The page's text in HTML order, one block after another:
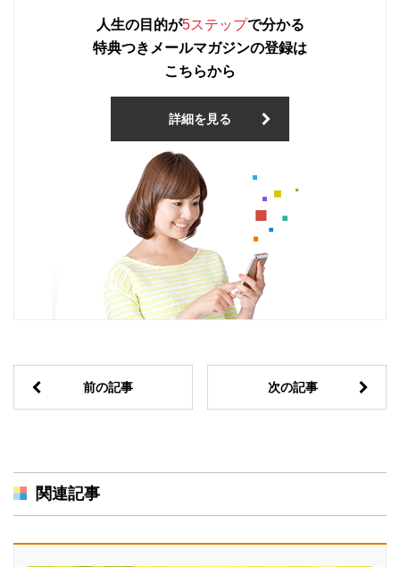
人生の目的が5ステップで分かる
特典つきメールマガジンの登録は
こちらから
詳細を見る
前の記事 次の記事
関連記事